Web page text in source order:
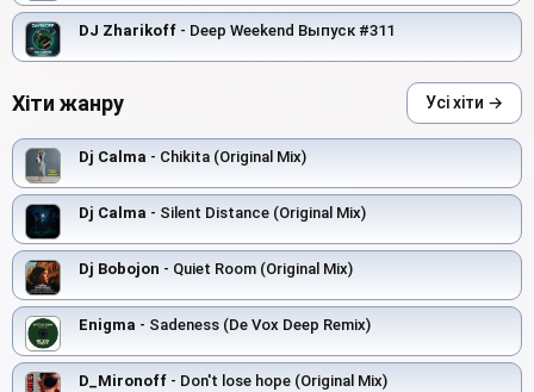
DJ Zharikoff - Deep Weekend Выпуск #311
Хіти жанру Усі хіти →
Dj Calma - Chikita (Original Mix)
Dj Calma - Silent Distance (Original Mix)
Dj Bobojon - Quiet Room (Original Mix)
Enigma - Sadeness (De Vox Deep Remix)
D_Mironoff - Don't lose hope (Original Mix)